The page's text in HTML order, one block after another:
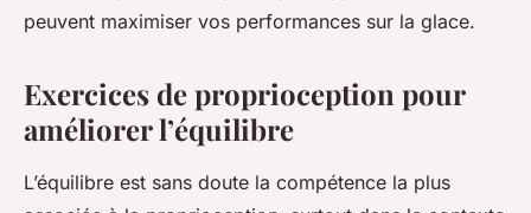
peuvent maximiser vos performances sur la glace.
Exercices de proprioception pour
améliorer l’équilibre
L’équilibre est sans doute la compétence la plus